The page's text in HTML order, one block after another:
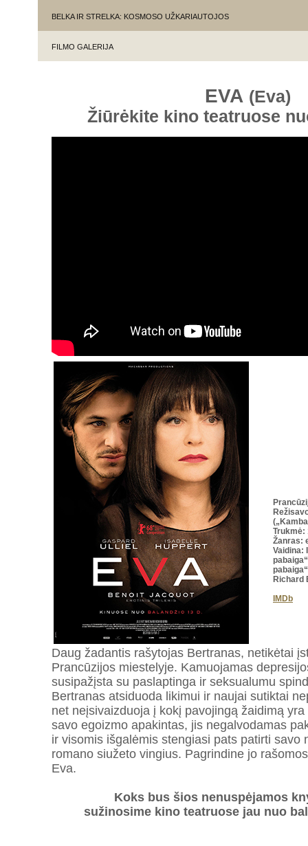
BELKA IR STRELKA: KOSMOSO UŽKARIAUTOJOS
FILMO GALERIJA
EVA (Eva)
Žiūrėkite kino teatruose
Trukmė:
Žanras:
Vaidina:
Richard
IMDb
Daug žadantis rašytojas Bertranas, netikėtai
Prancūzijos miestelyje. Kamuojamas
susipažįsta su paslaptinga ir seksualumu
Bertranas atsiduoda likimui ir naujai sutiktai
net neįsivaizduoja į kokį pavojingą žaidimą
savo egoizmo apakintas, jis negalvodamas
ir visomis išgalėmis stengiasi pats patirti savo
romano siužeto vingius. Pagrindine jo
Eva.
Koks bus šios nenuspėjamos
sužinosime kino teatruose jau nuo